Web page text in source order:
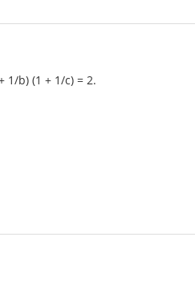
1/b) (1 + 1/c) = 2.